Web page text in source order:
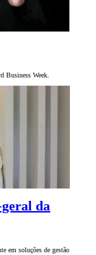
Business Week.
da
em soluções de gestão